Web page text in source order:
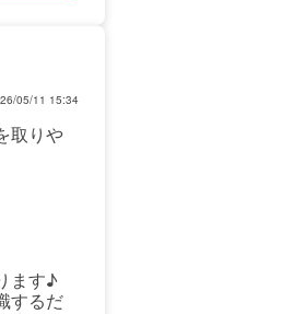
05/11 15:34
取りや
ます♪
するだ